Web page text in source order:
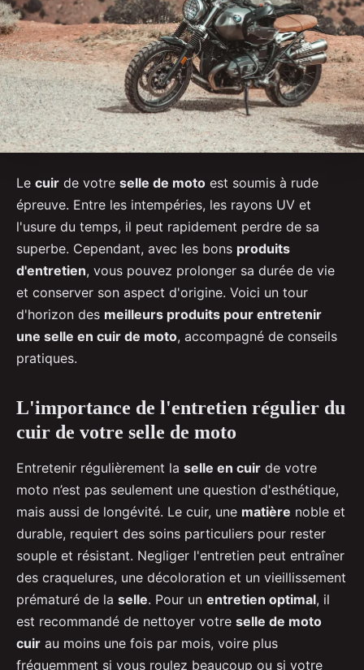
Le cuir de votre selle de moto est soumis à rude
épreuve. Entre les intempéries, les rayons UV et
l'usure du temps, il peut rapidement perdre de sa
superbe. Cependant, avec les bons produits
d'entretien, vous pouvez prolonger sa durée de vie
et conserver son aspect d'origine. Voici un tour
d'horizon des meilleurs produits pour entretenir
une selle en cuir de moto, accompagné de conseils
pratiques.
L'importance de l'entretien régulier du
cuir de votre selle de moto
Entretenir régulièrement la selle en cuir de votre
moto n’est pas seulement une question d'esthétique,
mais aussi de longévité. Le cuir, une matière noble et
durable, requiert des soins particuliers pour rester
souple et résistant. Negliger l'entretien peut entraîner
des craquelures, une décoloration et un vieillissement
prématuré de la selle. Pour un entretien optimal, il
est recommandé de nettoyer votre selle de moto
cuir au moins une fois par mois, voire plus
fréquemment si vous roulez beaucoup ou si votre